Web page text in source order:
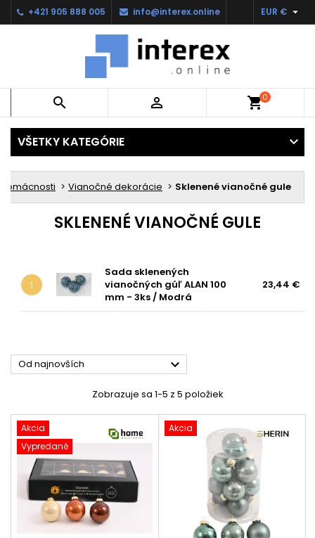
+421 905 888 005 info@interex.online EUR € 
  shopping_cart0
VŠETKY KATEGÓRIE
Vianočné dekorácie Sklenené vianočné gule
SKLENENÉ VIANOČNÉ GULE
1
Sada sklenených
vianočných gúľ ALAN 100
mm - 3ks / Modrá
23,44 €
Od najnovších 
Zobrazuje sa 1-5 z 5 položiek
Akcia
Vypredané
Akcia